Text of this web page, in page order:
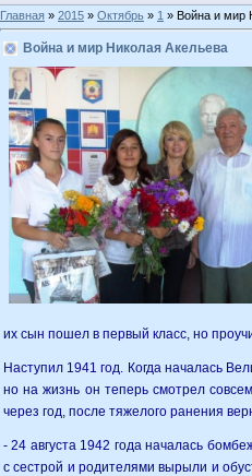
Главная » 2015 » Октябрь » 1 » Война и мир
Война и мир Николая Акельева
их сын пошел в первый класс, но
Наступил 1941 год. Когда началась
но на жизнь он теперь смотрел
через год, после тяжелого ранения
- 24 августа 1942 года началась
с сестрой и родителями вырыли и